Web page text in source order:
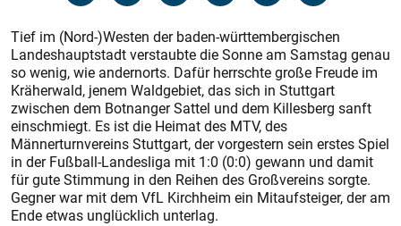
Tief im (Nord-)Westen der baden-württembergischen
Landeshauptstadt verstaubte die Sonne am Samstag genau
so wenig, wie andernorts. Dafür herrschte große Freude im
Kräherwald, jenem Waldgebiet, das sich in Stuttgart
zwischen dem Botnanger Sattel und dem Killesberg sanft
einschmiegt. Es ist die Heimat des MTV, des
Männerturnvereins Stuttgart, der vorgestern sein erstes Spiel
in der Fußball-Landesliga mit 1:0 (0:0) gewann und damit
für gute Stimmung in den Reihen des Großvereins sorgte.
Gegner war mit dem VfL Kirchheim ein Mitaufsteiger, der am
Ende etwas unglücklich unterlag.